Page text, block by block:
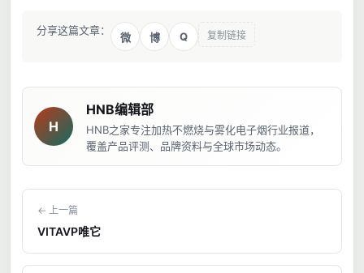
分享这篇文章：
微 博 Q 复制链接
H
HNB编辑部
HNB之家专注加热不燃烧与雾化电子烟行业报道，
覆盖产品评测、品牌资料与全球市场动态。
← 上一篇
VITAVP唯它